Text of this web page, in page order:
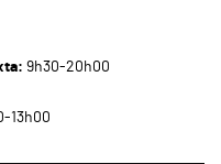
9h30-20h00
13h00